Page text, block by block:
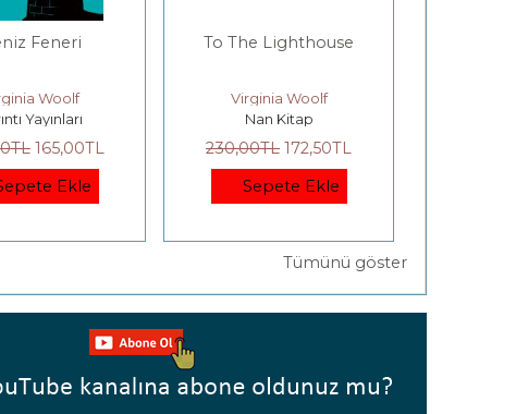
Feneri
Woolf
Yayınları
TL 165,00TL
Ekle
To The Lighthouse
Virginia Woolf
Nan Kitap
230,00TL 172,50TL
Sepete Ekle
Tümünü göster